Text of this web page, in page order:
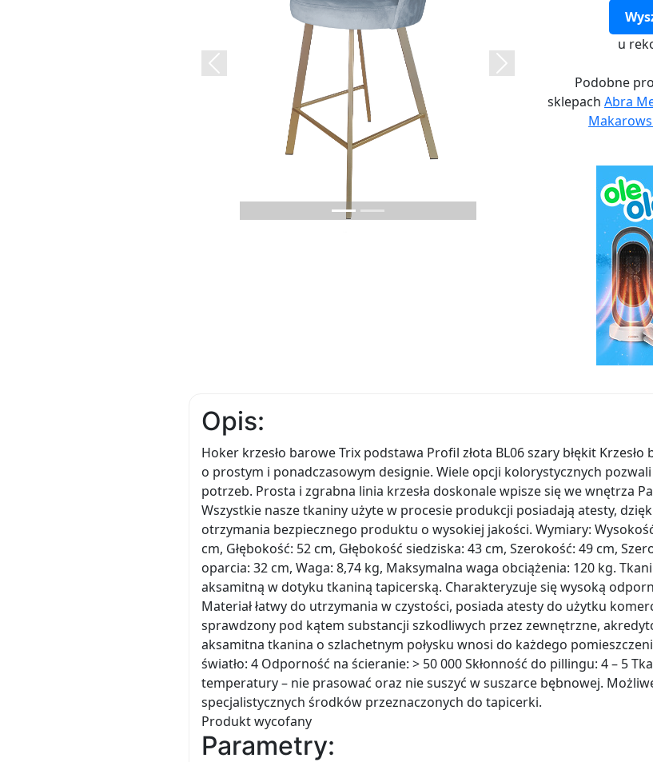
Previous Next
u
Podobne
sklepach Abra
Opis:
Hoker krzesło barowe Trix podstawa Profil złota BL06 szary błękit
o prostym i ponadczasowym designie. Wiele opcji kolorystycznych
potrzeb. Prosta i zgrabna linia krzesła doskonale wpisze się we wnętrza
Wszystkie nasze tkaniny użyte w procesie produkcji posiadają atesty,
otrzymania bezpiecznego produktu o wysokiej jakości. Wymiary:
cm, Głębokość: 52 cm, Głębokość siedziska: 43 cm, Szerokość: 49 cm,
oparcia: 32 cm, Waga: 8,74 kg, Maksymalna waga obciążenia: 120 kg.
aksamitną w dotyku tkaniną tapicerską. Charakteryzuje się wysoką
Materiał łatwy do utrzymania w czystości, posiada atesty do użytku
sprawdzony pod kątem substancji szkodliwych przez zewnętrzne,
aksamitna tkanina o szlachetnym połysku wnosi do każdego
światło: 4 Odporność na ścieranie: > 50 000 Skłonność do pillingu: 4 – 5
temperatury – nie prasować oraz nie suszyć w suszarce bębnowej.
specjalistycznych środków przeznaczonych do tapicerki.
Produkt wycofany
Parametry: